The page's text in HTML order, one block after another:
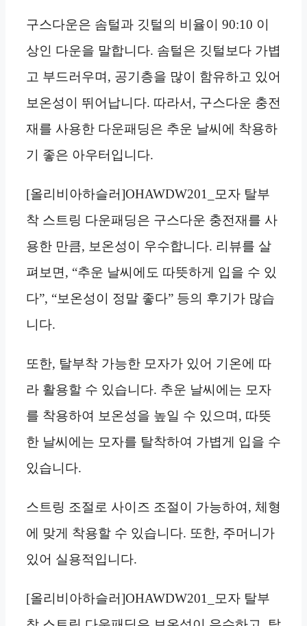
구스다운은 솜털과 깃털의 비율이 90:10 이
상인 다운을 말합니다. 솜털은 깃털보다 가볍
고 부드러우며, 공기층을 많이 함유하고 있어
보온성이 뛰어납니다. 따라서, 구스다운 충전
재를 사용한 다운패딩은 추운 날씨에 착용하
기 좋은 아우터입니다.
[올리비아하슬러]OHAWDW201_모자 탈부
착 스트링 다운패딩은 구스다운 충전재를 사
용한 만큼, 보온성이 우수합니다. 리뷰를 살
펴보면, “추운 날씨에도 따뜻하게 입을 수 있
다”, “보온성이 정말 좋다” 등의 후기가 많습
니다.
또한, 탈부착 가능한 모자가 있어 기온에 따
라 활용할 수 있습니다. 추운 날씨에는 모자
를 착용하여 보온성을 높일 수 있으며, 따뜻
한 날씨에는 모자를 탈착하여 가볍게 입을 수
있습니다.
스트링 조절로 사이즈 조절이 가능하여, 체형
에 맞게 착용할 수 있습니다. 또한, 주머니가
있어 실용적입니다.
[올리비아하슬러]OHAWDW201_모자 탈부